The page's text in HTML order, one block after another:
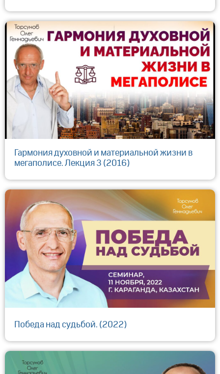
Гармония духовной и материальной жизни в
мегаполисе. Лекция 3 (2016)
Победа над судьбой. (2022)